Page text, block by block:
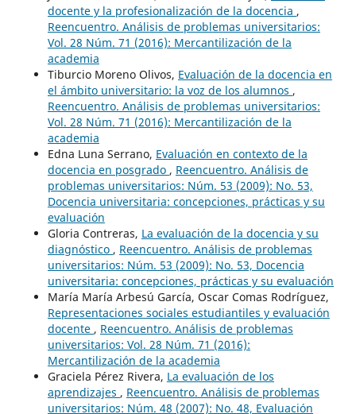
docente y la profesionalización de la docencia ,
Reencuentro. Análisis de problemas universitarios:
Vol. 28 Núm. 71 (2016): Mercantilización de la
academia
Tiburcio Moreno Olivos, Evaluación de la docencia en
el ámbito universitario: la voz de los alumnos ,
Reencuentro. Análisis de problemas universitarios:
Vol. 28 Núm. 71 (2016): Mercantilización de la
academia
Edna Luna Serrano, Evaluación en contexto de la
docencia en posgrado , Reencuentro. Análisis de
problemas universitarios: Núm. 53 (2009): No. 53,
Docencia universitaria: concepciones, prácticas y su
evaluación
Gloria Contreras, La evaluación de la docencia y su
diagnóstico , Reencuentro. Análisis de problemas
universitarios: Núm. 53 (2009): No. 53, Docencia
universitaria: concepciones, prácticas y su evaluación
María María Arbesú García, Oscar Comas Rodríguez,
Representaciones sociales estudiantiles y evaluación
docente , Reencuentro. Análisis de problemas
universitarios: Vol. 28 Núm. 71 (2016):
Mercantilización de la academia
Graciela Pérez Rivera, La evaluación de los
aprendizajes , Reencuentro. Análisis de problemas
universitarios: Núm. 48 (2007): No. 48, Evaluación